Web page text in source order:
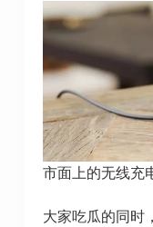
市面上的无线充
大家吃瓜的同时